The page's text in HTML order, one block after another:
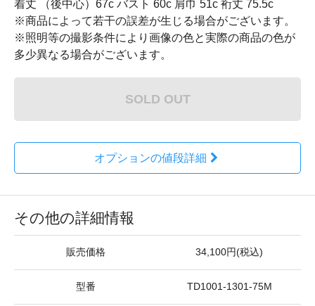
着丈 （後中心）67c バスト 60c 肩巾 51c 裄丈 75.5c
※商品によって若干の誤差が生じる場合がございます。
※照明等の撮影条件により画像の色と実際の商品の色が
多少異なる場合がございます。
SOLD OUT
オプションの値段詳細
その他の詳細情報
販売価格 34,100円(税込)
型番 TD1001-1301-75M